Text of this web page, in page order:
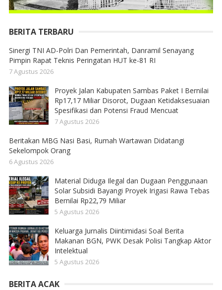
BERITA TERBARU
Sinergi TNI AD-Polri Dan Pemerintah, Danramil Senayang
Pimpin Rapat Teknis Peringatan HUT ke-81 RI
7 Agustus 2026
Proyek Jalan Kabupaten Sambas Paket I Bernilai
Rp17,17 Miliar Disorot, Dugaan Ketidaksesuaian
Spesifikasi dan Potensi Fraud Mencuat
7 Agustus 2026
Beritakan MBG Nasi Basi, Rumah Wartawan Didatangi
Sekelompok Orang
6 Agustus 2026
Material Diduga Ilegal dan Dugaan Penggunaan
Solar Subsidi Bayangi Proyek Irigasi Rawa Tebas
Bernilai Rp22,79 Miliar
5 Agustus 2026
Keluarga Jurnalis Diintimidasi Soal Berita
Makanan BGN, PWK Desak Polisi Tangkap Aktor
Intelektual
5 Agustus 2026
BERITA ACAK